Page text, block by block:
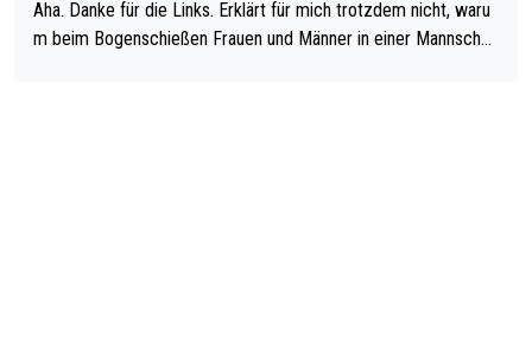
Aha. Danke für die Links. Erklärt für mich trotzdem nicht, waru
m beim Bogenschießen Frauen und Männer in einer Mannschaf